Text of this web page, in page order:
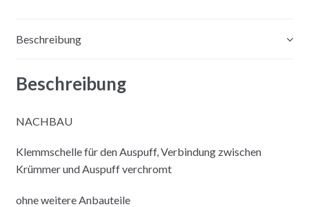
Beschreibung
Beschreibung
NACHBAU
Klemmschelle für den Auspuff, Verbindung zwischen
Krümmer und Auspuff verchromt
ohne weitere Anbauteile